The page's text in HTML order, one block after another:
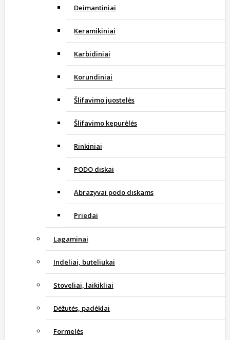
Deimantiniai
Keramikiniai
Karbidiniai
Korundiniai
Šlifavimo juostelės
Šlifavimo kepurėlės
Rinkiniai
PODO diskai
Abrazyvai podo diskams
Priedai
Lagaminai
Indeliai, buteliukai
Stoveliai, laikikliai
Dėžutės, padėklai
Formelės